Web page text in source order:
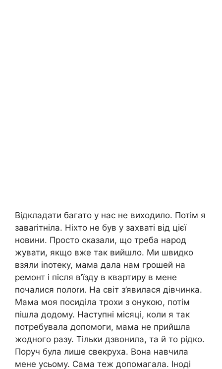
Відкладати багато у нас не виходило. Потім я
заваrітніла. Ніхто не був у захваті від цієї
новини. Просто сказали, що треба народ
жувати, якщо вже так вийшло. Ми швидко
взяли іnотеку, мама дала нам грошей на
ремонт і після в’їзду в квартиру в мене
почалися полоrи. На світ з’явилася дівчинка.
Мама моя посиділа трохи з онукою, потім
пішла додому. Наступні місяці, коли я так
потребувала допомоги, мама не прийшла
жодного разу. Тільки дзвонила, та й то рідко.
Поруч була лише свекруха. Вона навчила
мене усьому. Сама теж допомагала. Іноді